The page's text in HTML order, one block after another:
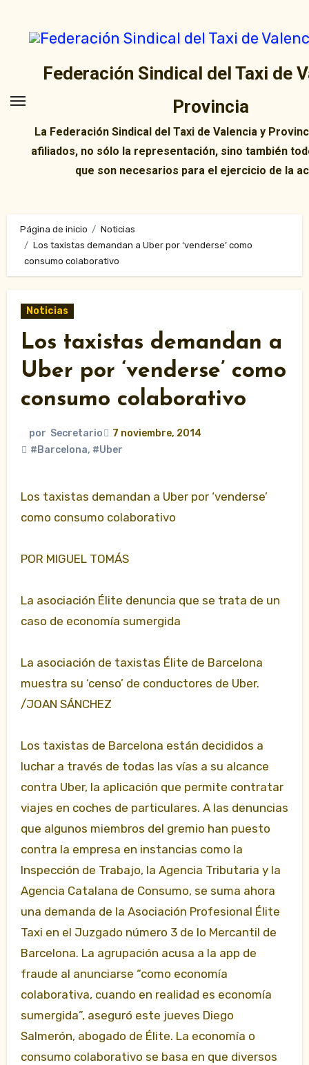
contenido
Federación Sindical del Taxi de
Provincia
La Federación Sindical del Taxi de Valencia y
afiliados, no sólo la representación, sino también
que son necesarios para el ejercicio de la
Página de inicio
Noticias
Los taxistas demandan a Uber por ‘venderse’ como
consumo colaborativo
Noticias
Los taxistas demandan a
Uber por ‘venderse’ como
consumo colaborativo
por Secretario
7 noviembre, 2014
#Barcelona, #Uber
Los taxistas demandan a Uber por ‘venderse’
como consumo colaborativo
POR MIGUEL TOMÁS
La asociación Élite denuncia que se trata de un
caso de economía sumergida
La asociación de taxistas Élite de Barcelona
muestra su ‘censo’ de conductores de Uber.
/JOAN SÁNCHEZ
Los taxistas de Barcelona están decididos a
luchar a través de todas las vías a su alcance
contra Uber, la aplicación que permite contratar
viajes en coches de particulares. A las denuncias
que algunos miembros del gremio han puesto
contra la empresa en instancias como la
Inspección de Trabajo, la Agencia Tributaria y la
Agencia Catalana de Consumo, se suma ahora
una demanda de la Asociación Profesional Élite
Taxi en el Juzgado número 3 de lo Mercantil de
Barcelona. La agrupación acusa a la app de
fraude al anunciarse “como economía
colaborativa, cuando en realidad es economía
sumergida”, aseguró este jueves Diego
Salmerón, abogado de Élite. La economía o
consumo colaborativo se basa en que diversos